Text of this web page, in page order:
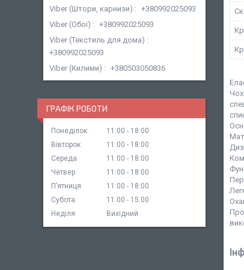
Viber (Штори, карнизи)
+380992025093
Viber (Обої)
+380992025093
Viber (Текстиль для дома)
+380992025093
Viber (Килими)
+380503050836
ГРАФІК РОБОТИ
Понеділок 11:00
18:00
Вівторок
11:00
18:00
Середа
11:00
18:00
Четвер
11:00
18:00
Пʼятниця
11:00
18:00
Субота
11:00
15:00
Неділя
Вихідний